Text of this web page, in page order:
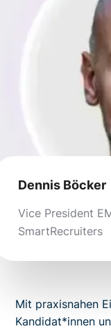
Dennis Böcker
Vice President
SmartRecruiters
Mit praxisnahen
Kandidat*innen